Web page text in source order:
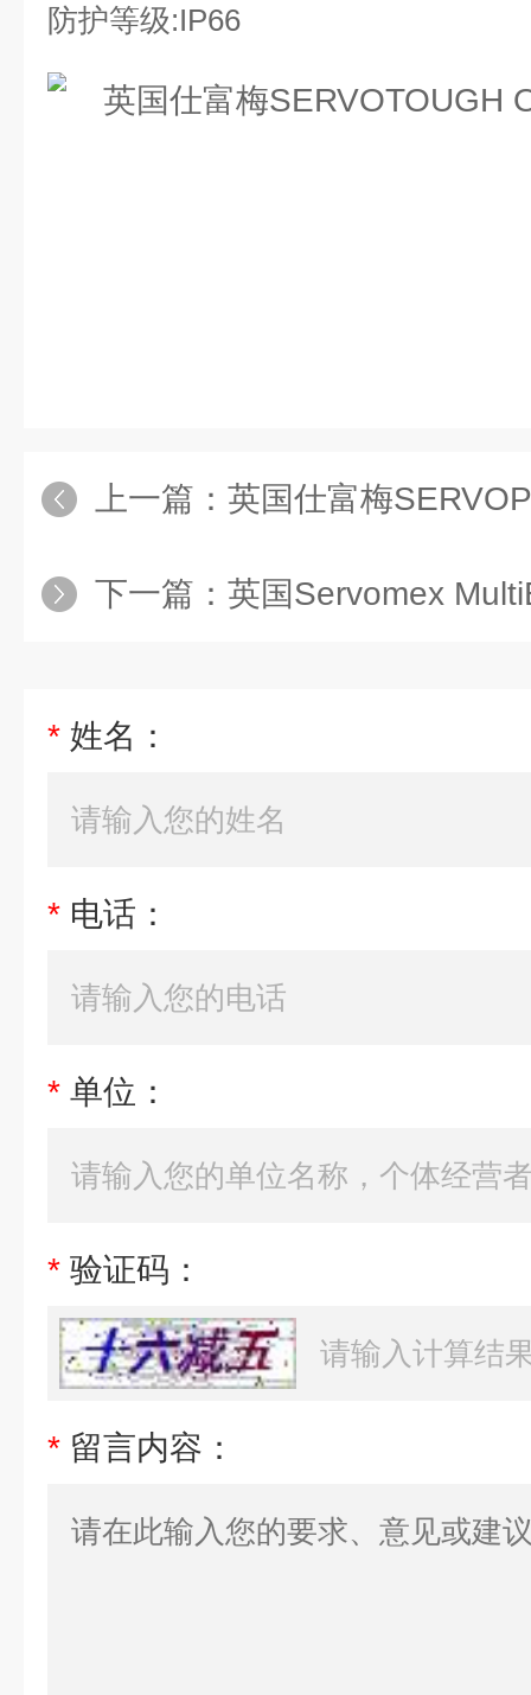
防护等级:IP66
上一篇： 英国仕富梅SERVOPRO
下一篇： 英国Servomex
* 姓名：
* 电话：
* 单位：
* 验证码：
* 留言内容：